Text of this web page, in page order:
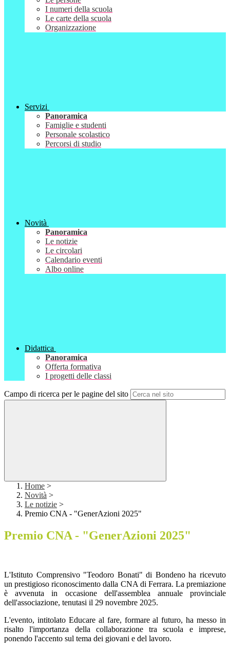
I numeri della scuola
Le carte della scuola
Organizzazione
Servizi
Panoramica
Famiglie e studenti
Personale scolastico
Percorsi di studio
Novità
Panoramica
Le notizie
Le circolari
Calendario eventi
Albo online
Didattica
Panoramica
Offerta formativa
I progetti delle classi
Campo di ricerca per le pagine del sito
Home >
Novità >
Le notizie >
Premio CNA - "GenerAzioni 2025"
Premio CNA - "GenerAzioni 2025"
L'Istituto Comprensivo "Teodoro Bonati" di Bondeno ha ricevuto
un prestigioso riconoscimento dalla CNA di Ferrara. La premiazione
è avvenuta in occasione dell'assemblea annuale provinciale
dell'associazione, tenutasi il 29 novembre 2025.
L'evento, intitolato Educare al fare, formare al futuro, ha messo in
risalto l'importanza della collaborazione tra scuola e imprese,
ponendo l'accento sul tema dei giovani e del lavoro.